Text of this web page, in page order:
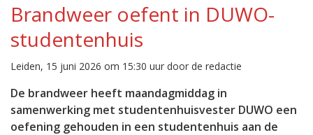
Brandweer oefent in DUWO-
studentenhuis
Leiden, 15 juni 2026 om 15:30 uur door de redactie
De brandweer heeft maandagmiddag in
samenwerking met studentenhuisvester DUWO een
oefening gehouden in een studentenhuis aan de